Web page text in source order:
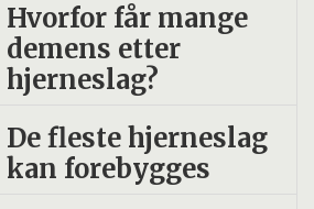
Hvorfor får mange
demens etter
hjerneslag?
De fleste hjerneslag
kan forebygges